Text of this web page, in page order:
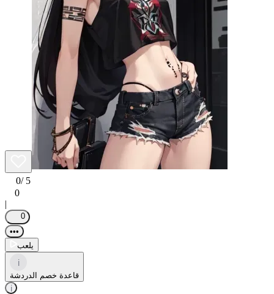
0/ 5
0
|
0
•••
يلعب
i
قاعدة خصم الدردشة
i